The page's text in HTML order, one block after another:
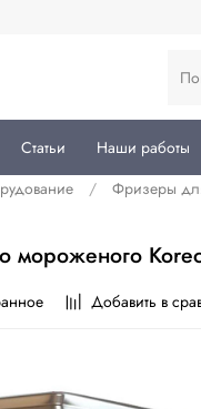
Статьи Наши работы
Фризеры
Добавить в